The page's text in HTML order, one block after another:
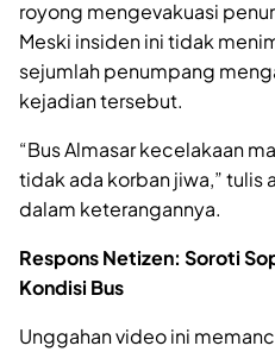
royong mengevakuasi
Meski insiden ini tidak
sejumlah penumpang
kejadian tersebut.
“Bus Almasar kecelakaan
tidak ada korban jiwa,” tulis
dalam keterangannya.
Respons Netizen: Soroti
Kondisi Bus
Unggahan video ini